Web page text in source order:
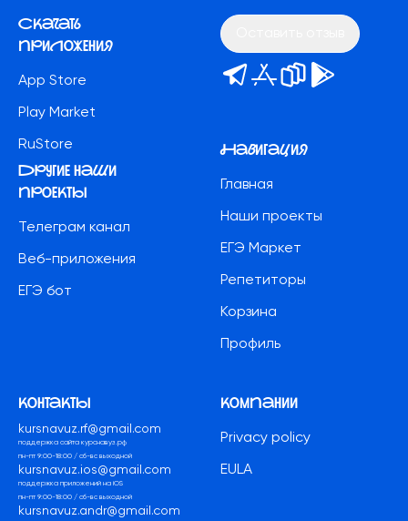
Скачать
приложения
App Store
Play Market
RuStore
другие наши
проекты
Телеграм канал
Веб-приложения
ЕГЭ бот
Навигация
Главная
Наши проекты
ЕГЭ Маркет
Репетиторы
Корзина
Профиль
контакты
kursnavuz.rf@gmail.com
поддержка сайта курснавуз.рф
пн-пт 9:00-18:00 / сб-вс выходной
kursnavuz.ios@gmail.com
поддержка приложений на iOS
пн-пт 9:00-18:00 / сб-вс выходной
kursnavuz.andr@gmail.com
компании
Privacy policy
EULA